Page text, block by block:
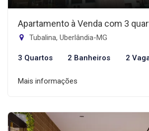
Apartamento à Venda com 3
Tubalina, Uberlândia-MG
3 Quartos 2 Banheiros 2
Mais informações